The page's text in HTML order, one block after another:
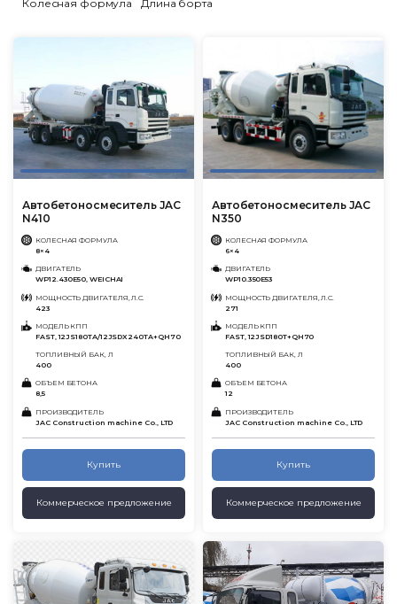
Колесная формула
Длина борта
Автобетоносмеситель JAC
N410
КОЛЕСНАЯ ФОРМУЛА
8×4
ДВИГАТЕЛЬ
WP12.430E50, WEICHAI
МОЩНОСТЬ ДВИГАТЕЛЯ, Л.С.
423
МОДЕЛЬ КПП
FAST, 12JS180TА/12JSDX240TA+QH70
ТОПЛИВНЫЙ БАК, Л
400
ОБЪЕМ БЕТОНА
8,5
ПРОИЗВОДИТЕЛЬ
JAC Construction machine Co., LTD
Купить
Коммерческое предложение
Автобетоносмеситель JAC
N350
КОЛЕСНАЯ ФОРМУЛА
6×4
ДВИГАТЕЛЬ
WP10.350E53
МОЩНОСТЬ ДВИГАТЕЛЯ, Л.С.
271
МОДЕЛЬ КПП
FAST, 12JSD180T+QH70
ТОПЛИВНЫЙ БАК, Л
400
ОБЪЕМ БЕТОНА
12
ПРОИЗВОДИТЕЛЬ
JAC Construction machine Co., LTD
Купить
Коммерческое предложение